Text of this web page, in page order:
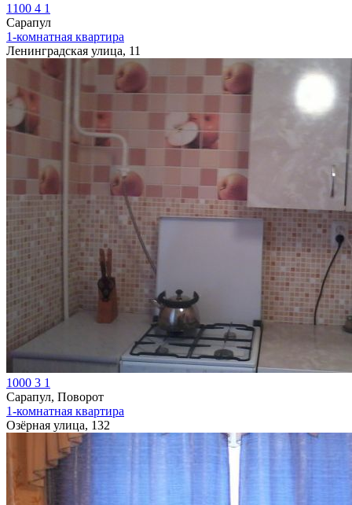
1100 4 1
Сарапул
1-комнатная квартира
Ленинградская улица, 11
1000 3 1
Сарапул, Поворот
1-комнатная квартира
Озёрная улица, 132